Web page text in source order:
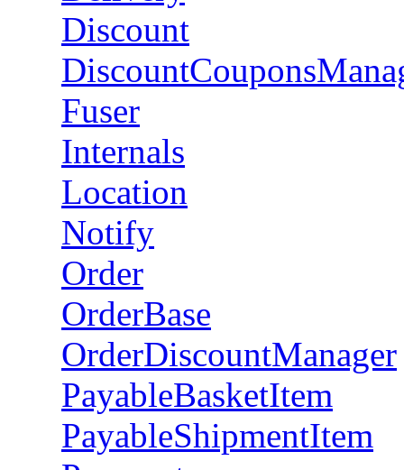
Discount
Fuser
Internals
Location
Notify
Order
OrderBase
OrderDiscountManager
PayableBasketItem
PayableShipmentItem